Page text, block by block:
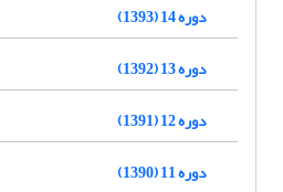
دوره 14 (1393)
دوره 13 (1392)
دوره 12 (1391)
دوره 11 (1390)